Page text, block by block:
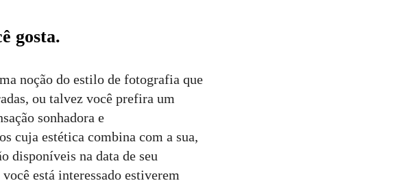
gosta.
noção do estilo de fotografia que
ou talvez você prefira um
sonhadora e
cuja estética combina com a sua,
disponíveis na data de seu
está interessado estiverem